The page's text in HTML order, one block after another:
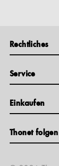
Rechtliches
Service
Einkaufen
Thonet folgen